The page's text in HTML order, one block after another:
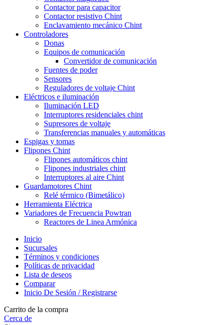
Contactor para capacitor
Contactor resistivo Chint
Enclavamiento mecánico Chint
Controladores
Donas
Equipos de comunicación
Convertidor de comunicación
Fuentes de poder
Sensores
Reguladores de voltaje Chint
Eléctricos e iluminación
Iluminación LED
Interruptores residenciales chint
Supresores de voltaje
Transferencias manuales y automáticas
Espigas y tomas
Flipones Chint
Flipones automáticos chint
Flipones industriales chint
Interruptores al aire Chint
Guardamotores Chint
Relé térmico (Bimetálico)
Herramienta Eléctrica
Variadores de Frecuencia Powtran
Reactores de Linea Armónica
Inicio
Sucursales
Términos y condiciones
Políticas de privacidad
Lista de deseos
Comparar
Inicio De Sesión / Registrarse
Carrito de la compra
Cerca de